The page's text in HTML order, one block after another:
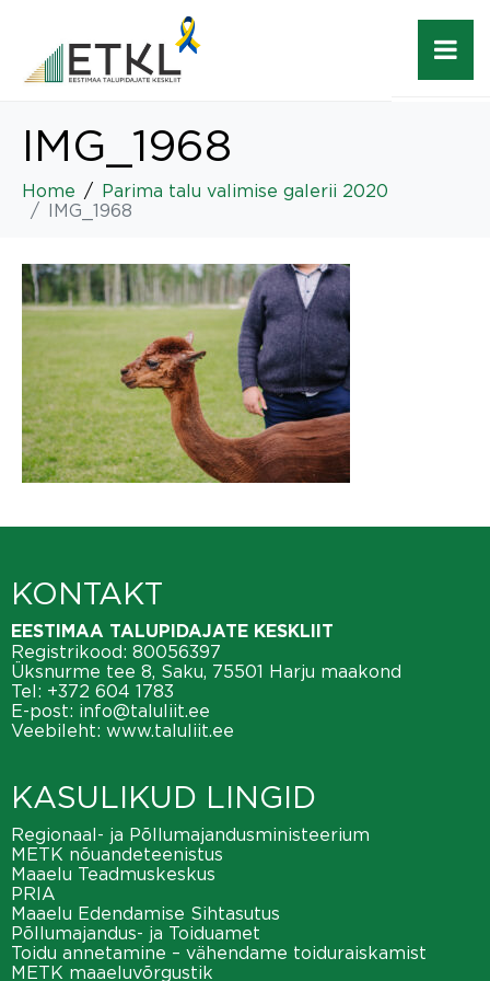
IMG_1968
Home
Parima talu valimise galerii 2020
IMG_1968
KONTAKT
EESTIMAA TALUPIDAJATE KESKLIIT
Registrikood: 80056397
Üksnurme tee 8, Saku, 75501 Harju maakond
Tel: +372 604 1783
E-post: info@taluliit.ee
Veebileht: www.taluliit.ee
KASULIKUD LINGID
Regionaal- ja Põllumajandusministeerium
METK nõuandeteenistus
Maaelu Teadmuskeskus
PRIA
Maaelu Edendamise Sihtasutus
Põllumajandus- ja Toiduamet
Toidu annetamine – vähendame toiduraiskamist
METK maaeluvõrgustik